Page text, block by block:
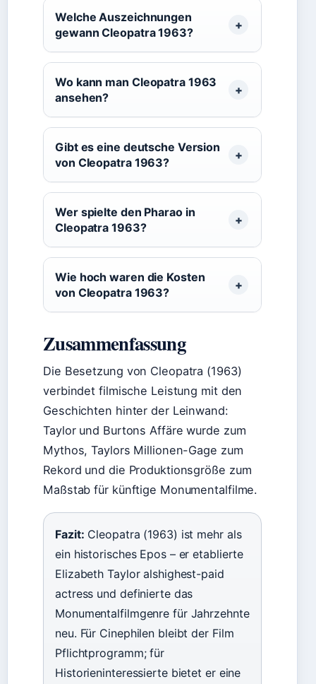
Welche Auszeichnungen
gewann Cleopatra 1963?
Wo kann man Cleopatra 1963
ansehen?
Gibt es eine deutsche Version
von Cleopatra 1963?
Wer spielte den Pharao in
Cleopatra 1963?
Wie hoch waren die Kosten
von Cleopatra 1963?
Zusammenfassung
Die Besetzung von Cleopatra (1963)
verbindet filmische Leistung mit den
Geschichten hinter der Leinwand:
Taylor und Burtons Affäre wurde zum
Mythos, Taylors Millionen-Gage zum
Rekord und die Produktionsgröße zum
Maßstab für künftige Monumentalfilme.
Fazit: Cleopatra (1963) ist mehr als
ein historisches Epos – er etablierte
Elizabeth Taylor alshighest-paid
actress und definierte das
Monumentalfilmgenre für Jahrzehnte
neu. Für Cinephilen bleibt der Film
Pflichtprogramm; für
Historieninteressierte bietet er eine